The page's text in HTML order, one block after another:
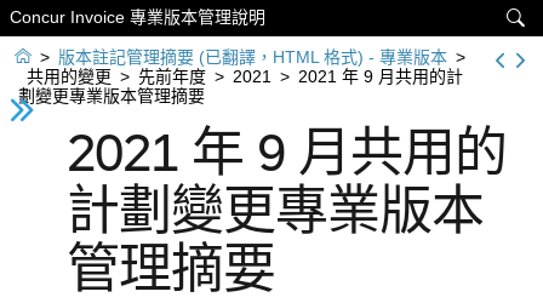

Concur Invoice 專業版本管理說明
 > 版本註記管理摘要 (已翻譯，HTML 格式) - 專業版本 >
共用的變更 > 先前年度 > 2021 > 2021 年 9 月共用的計
劃變更專業版本管理摘要
2021 年 9 月共用的
計劃變更專業版本
管理摘要